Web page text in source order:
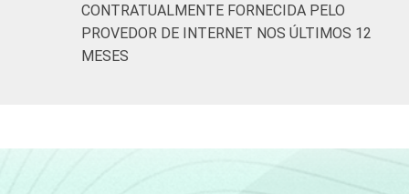
Fonte: CGI.br/NIC.br, Centro Regional de
Sociedade da Informação (Cetic.br),
Organizações Sem Fins Lucrativos 2022.
CONTRATUALMENTE FORNECIDA PELO
PROVEDOR DE INTERNET NOS ÚLTIMOS 12
MESES